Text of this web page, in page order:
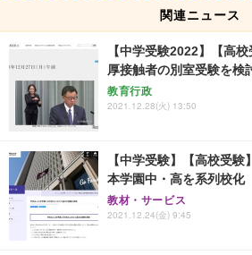
関連ニュース
【中学受験2022】【高
厚接触者の別室受験を検
教育行政
2021.12.28(火) 13:50
【中学受験】【高校受
本学園中・高を系列校化
教材・サービス
2021.12.24(金) 9:45